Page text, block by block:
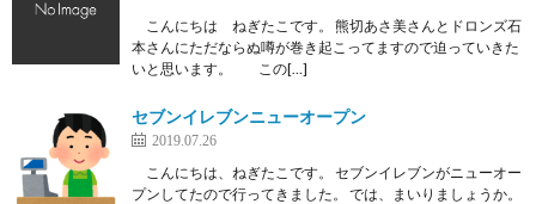
こんにちは ねぎたこです。 熊切あさ美さんとドロンズ石
本さんにただならぬ噂が巻き起こってますので迫っていきた
いと思います。 この[…]
セブンイレブンニューオープン
2019.07.26
こんにちは、ねぎたこです。 セブンイレブンがニューオー
プンしてたので行ってきました。 では、まいりましょうか。